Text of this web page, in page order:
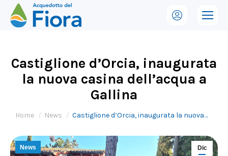
Castiglione d’Orcia, inaugurata
la nuova casina dell’acqua a
Gallina
Tu sei qui:
Home News Castiglione d’Orcia, inaugurata la nuova…
Dic
News